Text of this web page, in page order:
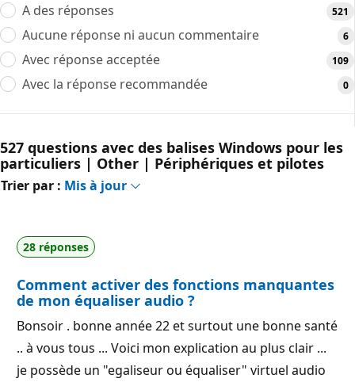
A des réponses 521
Aucune réponse ni aucun commentaire 6
Avec réponse acceptée 109
Avec la réponse recommandée 0
527 questions avec des balises Windows pour les
particuliers | Other | Périphériques et pilotes
Trier par : Mis à jour
28 réponses
Comment activer des fonctions manquantes
de mon équaliser audio ?
Bonsoir . bonne année 22 et surtout une bonne santé
.. à vous tous ... Voici mon explication au plus clair ...
je possède un "egaliseur ou équaliser" virtuel audio